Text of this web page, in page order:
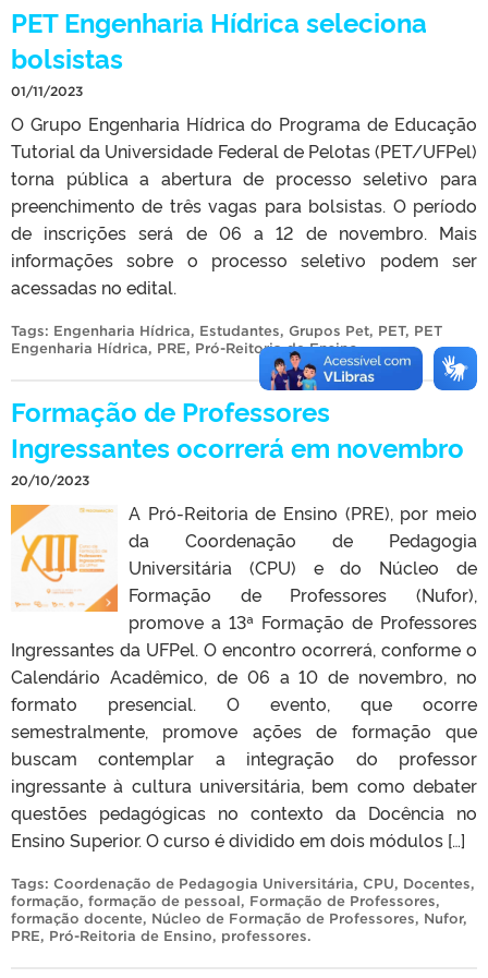
PET Engenharia Hídrica seleciona
bolsistas
01/11/2023
O Grupo Engenharia Hídrica do Programa de Educação
Tutorial da Universidade Federal de Pelotas (PET/UFPel)
torna pública a abertura de processo seletivo para
preenchimento de três vagas para bolsistas. O período
de inscrições será de 06 a 12 de novembro. Mais
informações sobre o processo seletivo podem ser
acessadas no edital.
Tags: Engenharia Hídrica, Estudantes, Grupos Pet, PET, PET
Engenharia Hídrica, PRE, Pró-Reitoria de Ensino.
Formação de Professores
Ingressantes ocorrerá em novembro
20/10/2023
A Pró-Reitoria de Ensino (PRE), por meio
da Coordenação de Pedagogia
Universitária (CPU) e do Núcleo de
Formação de Professores (Nufor),
promove a 13ª Formação de Professores
Ingressantes da UFPel. O encontro ocorrerá, conforme o
Calendário Acadêmico, de 06 a 10 de novembro, no
formato presencial. O evento, que ocorre
semestralmente, promove ações de formação que
buscam contemplar a integração do professor
ingressante à cultura universitária, bem como debater
questões pedagógicas no contexto da Docência no
Ensino Superior. O curso é dividido em dois módulos […]
Tags: Coordenação de Pedagogia Universitária, CPU, Docentes,
formação, formação de pessoal, Formação de Professores,
formação docente, Núcleo de Formação de Professores, Nufor,
PRE, Pró-Reitoria de Ensino, professores.